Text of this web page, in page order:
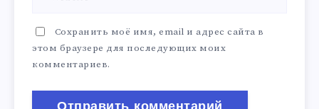
Сохранить моё имя, email и адрес сайта в
этом браузере для последующих моих
комментариев.